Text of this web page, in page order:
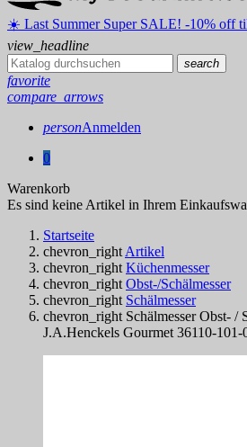
☀️ ️Last Summer Super SALE! -10% off
view_headline
search
favorite
compare_arrows
personAnmelden
0
Warenkorb
Es sind keine Artikel in Ihrem
Startseite
chevron_right Artikel
chevron_right Küchenmesser
chevron_right Obst-/Schälmesser
chevron_right Schälmesser
chevron_right Schälmesser Obst- /
J.A.Henckels Gourmet 36110-101-